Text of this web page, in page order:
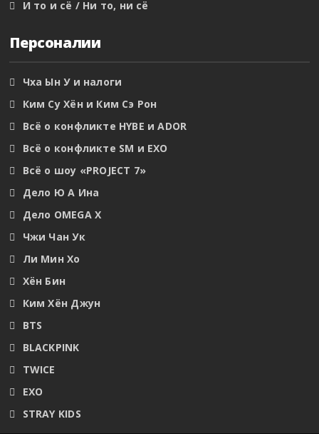
И то и сё / Ни то, ни сё
Персоналии
Чха Ын У и налоги
Ким Су Хён и Ким Сэ Рон
Всё о конфликте HYBE и ADOR
Всё о конфликте SM и EXO
Всё о шоу «PROJECT 7»
Дело Ю А Ина
Дело OMEGA X
Чжи Чан Ук
Ли Мин Хо
Хён Бин
Ким Хён Джун
BTS
BLACKPINK
TWICE
EXO
STRAY KIDS